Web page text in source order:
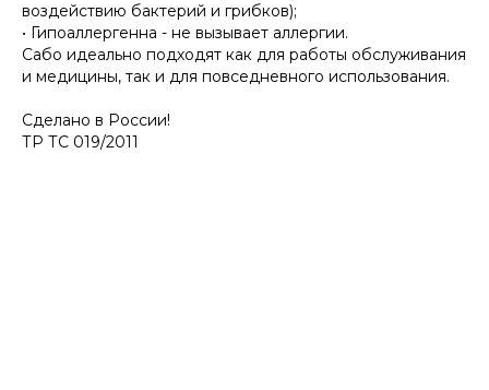
воздействию бактерий и грибков);
• Гипоаллергенна - не вызывает аллергии.
Сабо идеально подходят как для работы обслуживания
и медицины, так и для повседневного использования.
Сделано в России!
ТР ТС 019/2011